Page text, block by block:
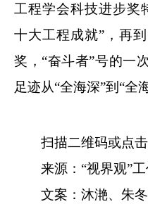
工程学会科技进步奖
十大工程成就”，再
奖，“奋斗者”号的一
足迹从“全海深”到“全
扫描二维码或点
来源：“视界观”工
文案：沐滟、朱冬